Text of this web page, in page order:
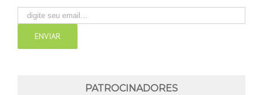
PATROCINADORES